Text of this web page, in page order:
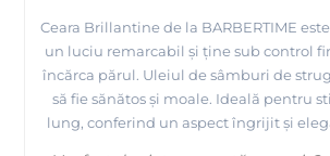
Ceara Brillantine de la BARBERTIME
un luciu remarcabil și ține sub control
încărca părul. Uleiul de sâmburi de
să fie sănătos și moale. Ideală pentru
lung, conferind un aspect îngrijit și